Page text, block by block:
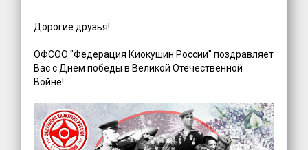
Дорогие друзья!
ОФСОО "Федерация Киокушин России" поздравляет
Вас с Днем победы в Великой Отечественной
Войне!